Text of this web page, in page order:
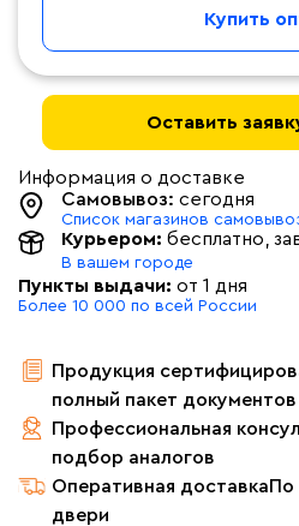
Купить
Оставить
Информация о доставке
Самовывоз: сегодня
Список магазинов
Курьером: бесплатно ,
В вашем городе
Пункты выдачи: от 1 дня
Более 10 000 по всей России
Продукция
полный пакет документов
Профессиональная
подбор аналогов
Оперативная доставкаПо
двери